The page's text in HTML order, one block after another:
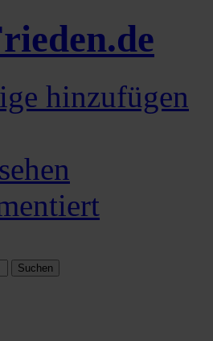
.de
hinzufügen